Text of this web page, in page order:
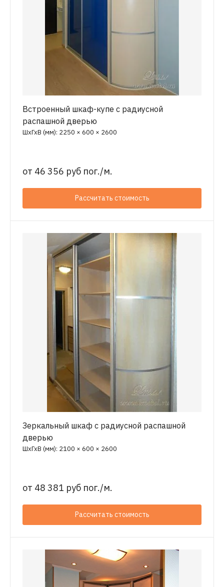
Встроенный шкаф-купе с радиусной
распашной дверью
ШхГхВ (мм): 2250 × 600 × 2600
от 46 356 руб пог./м.
Рассчитать стоимость
Зеркальный шкаф с радиусной распашной
дверью
ШхГхВ (мм): 2100 × 600 × 2600
от 48 381 руб пог./м.
Рассчитать стоимость